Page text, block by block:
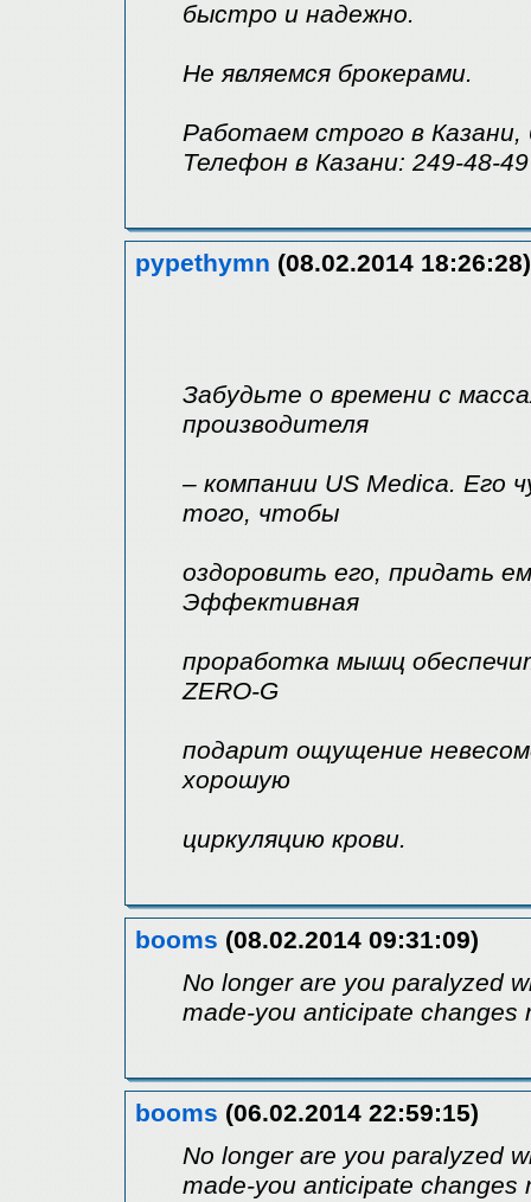
быстро и надежно.
Не являемся брокерами.
Работаем строго в Казани,
Телефон в Казани: 249-48-49
pypethymn (08.02.2014 18:26:28)
Забудьте о времени с
производителя
– компании US Medica. Его
того, чтобы
оздоровить его, придать
Эффективная
проработка мышц
ZERO-G
подарит ощущение
хорошую
циркуляцию крови.
booms (08.02.2014 09:31:09)
No longer are you paralyzed
made-you anticipate changes
booms (06.02.2014 22:59:15)
No longer are you paralyzed
made-you anticipate changes